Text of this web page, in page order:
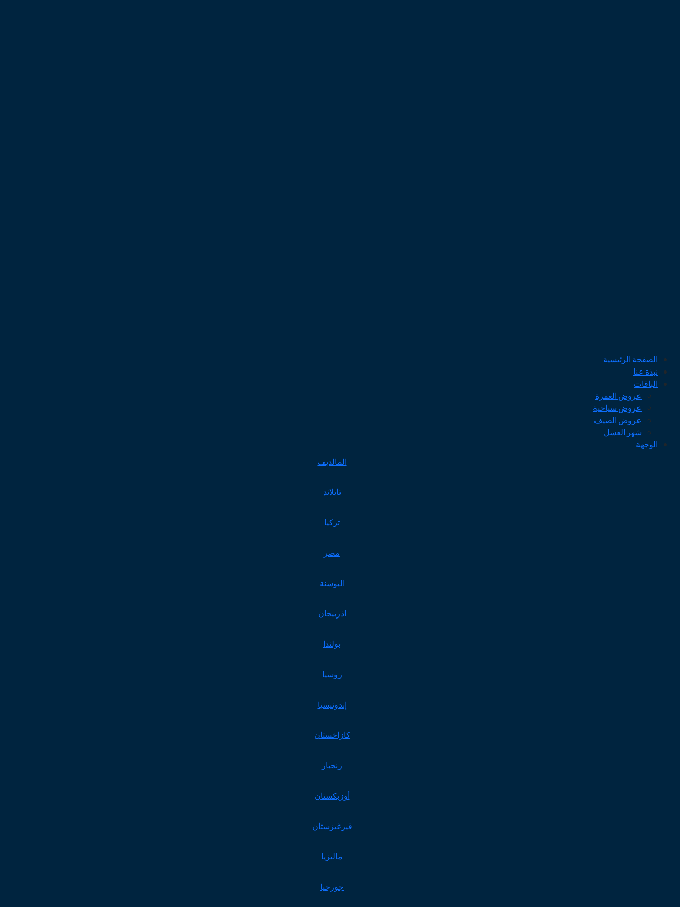
الصفحة الرئيسية
نبذة عنا
الباقات
عروض العمرة
عروض سياحية
عروض الصيف
شهر العسل
الوجهة
المالديف
تايلاند
تركيا
مصر
البوسنة
اذربيجان
بولندا
روسيا
إندونيسيا
كازاخستان
زنجبار
أوزبكستان
قيرغيزستان
ماليزيا
جورجيا